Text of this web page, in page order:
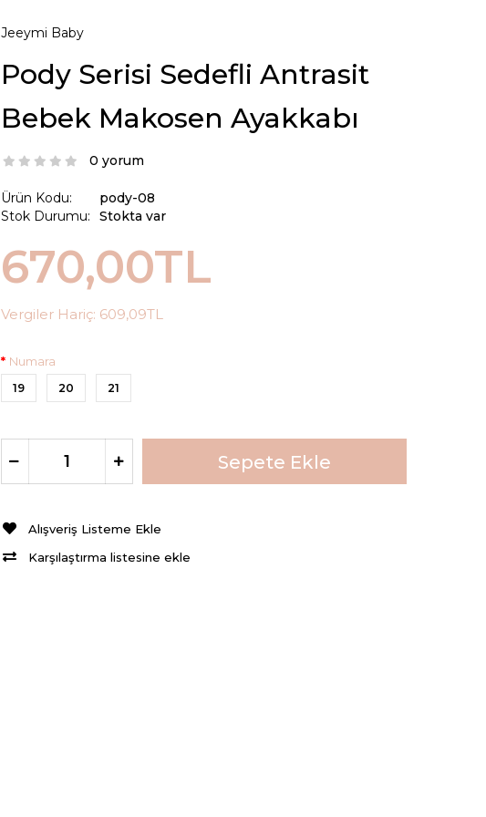
Jeeymi Baby
Pody Serisi Sedefli Antrasit
Bebek Makosen Ayakkabı
0 yorum
Ürün Kodu:
Stok Durumu:
pody-08
Stokta var
670,00TL
Vergiler Hariç: 609,09TL
Numara
19 20 21
Alışveriş Listeme Ekle
Karşılaştırma listesine ekle